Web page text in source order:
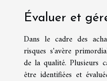
Évaluer et
Dans le cadre des
risques s'avère
de la qualité. Plusieurs
être identifiées et